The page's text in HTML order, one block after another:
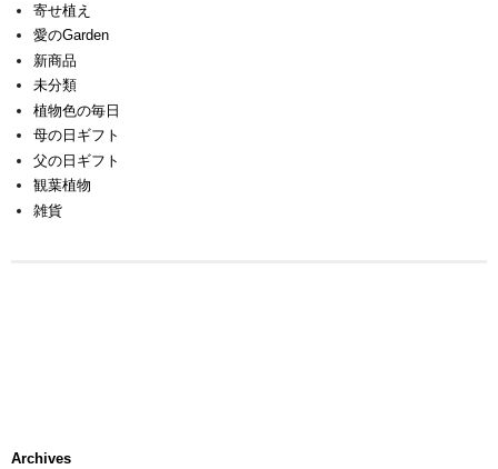
寄せ植え
愛のGarden
新商品
未分類
植物色の毎日
母の日ギフト
父の日ギフト
観葉植物
雑貨
Archives